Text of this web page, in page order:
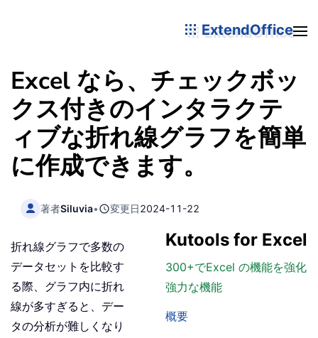
ExtendOffice
Excel なら、チェックボッ
クス付きのインタラクテ
ィブな折れ線グラフを簡単
に作成できます。
著者Siluvia• 変更日2024-11-22
Kutools for Excel
300+でExcel の機能を強化
強力な機能
概要
折れ線グラフで多数の
データセットを比較す
る際、グラフ内に折れ
線が多すぎると、デー
タの分析が難しくなり